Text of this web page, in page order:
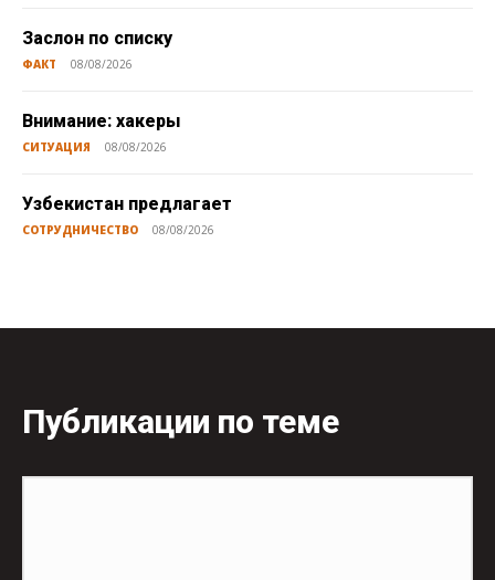
Заслон по списку
ФАКТ 08/08/2026
Внимание: хакеры
СИТУАЦИЯ 08/08/2026
Узбекистан предлагает
СОТРУДНИЧЕСТВО 08/08/2026
Публикации по теме